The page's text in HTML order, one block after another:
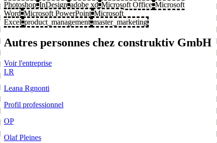
Photoshop InDesign adobe xd Microsoft Office Microsoft
Word Microsoft PowerPoint Microsoft
Excel product_management master_marketing
Autres personnes chez construktiv GmbH
Voir l'entreprise
LR
Leana Rgnonti
Profil professionnel
OP
Olaf Pleines